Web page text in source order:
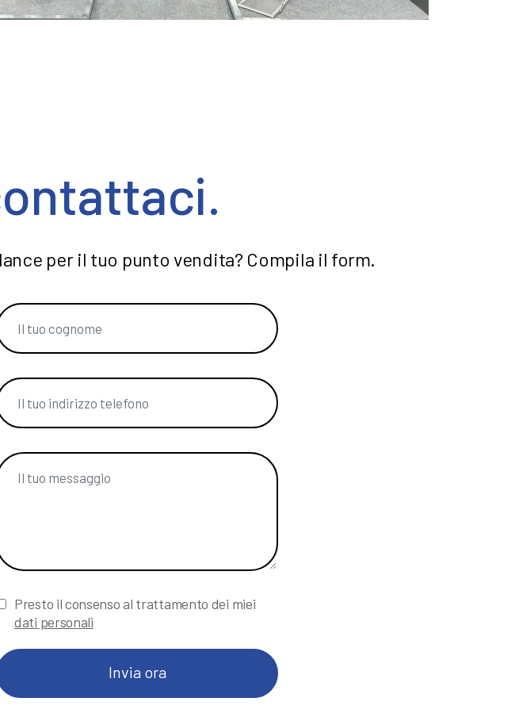
per il tuo punto vendita? Compila il form.
Presto il consenso al trattamento dei miei
dati personali